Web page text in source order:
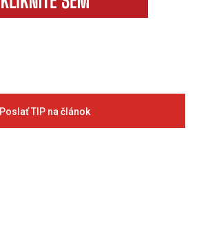
Poslať TIP na článok